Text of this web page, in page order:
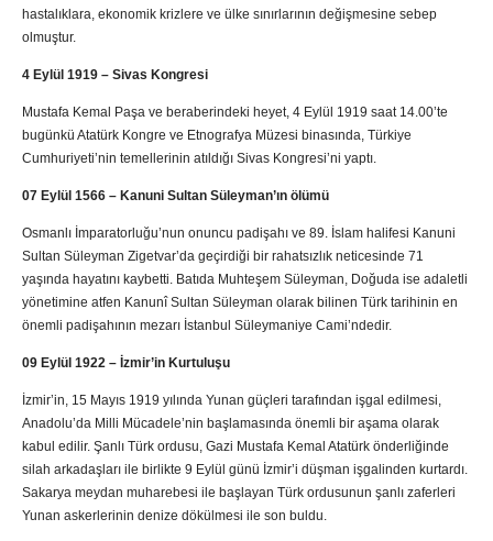
hastalıklara, ekonomik krizlere ve ülke sınırlarının değişmesine sebep
olmuştur.
4 Eylül 1919 – Sivas Kongresi
Mustafa Kemal Paşa ve beraberindeki heyet, 4 Eylül 1919 saat 14.00’te
bugünkü Atatürk Kongre ve Etnografya Müzesi binasında, Türkiye
Cumhuriyeti’nin temellerinin atıldığı Sivas Kongresi’ni yaptı.
07 Eylül 1566 – Kanuni Sultan Süleyman’ın ölümü
Osmanlı İmparatorluğu’nun onuncu padişahı ve 89. İslam halifesi Kanuni
Sultan Süleyman Zigetvar’da geçirdiği bir rahatsızlık neticesinde 71
yaşında hayatını kaybetti. Batıda Muhteşem Süleyman, Doğuda ise adaletli
yönetimine atfen Kanunî Sultan Süleyman olarak bilinen Türk tarihinin en
önemli padişahının mezarı İstanbul Süleymaniye Cami’ndedir.
09 Eylül 1922 – İzmir’in Kurtuluşu
İzmir’in, 15 Mayıs 1919 yılında Yunan güçleri tarafından işgal edilmesi,
Anadolu’da Milli Mücadele’nin başlamasında önemli bir aşama olarak
kabul edilir. Şanlı Türk ordusu, Gazi Mustafa Kemal Atatürk önderliğinde
silah arkadaşları ile birlikte 9 Eylül günü İzmir’i düşman işgalinden kurtardı.
Sakarya meydan muharebesi ile başlayan Türk ordusunun şanlı zaferleri
Yunan askerlerinin denize dökülmesi ile son buldu.